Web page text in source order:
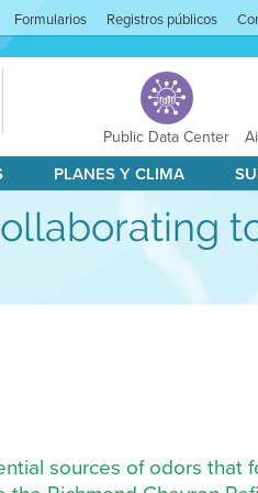
Formularios Registros públicos
Public Data Center
PLANES Y CLIMA
sources of odors that